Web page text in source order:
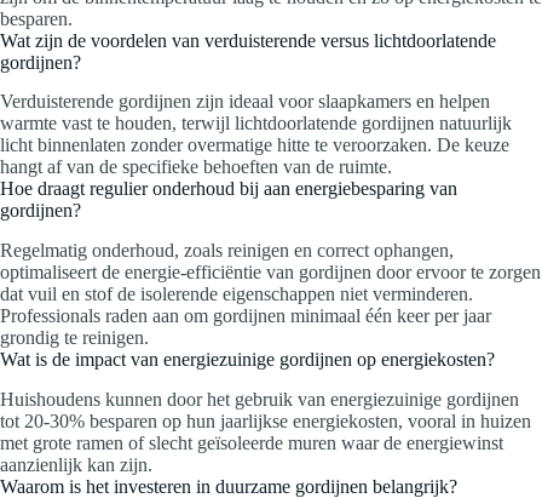
besparen.
Wat zijn de voordelen van verduisterende versus lichtdoorlatende
gordijnen?
Verduisterende gordijnen zijn ideaal voor slaapkamers en helpen
warmte vast te houden, terwijl lichtdoorlatende gordijnen natuurlijk
licht binnenlaten zonder overmatige hitte te veroorzaken. De keuze
hangt af van de specifieke behoeften van de ruimte.
Hoe draagt regulier onderhoud bij aan energiebesparing van
gordijnen?
Regelmatig onderhoud, zoals reinigen en correct ophangen,
optimaliseert de energie-efficiëntie van gordijnen door ervoor te zorgen
dat vuil en stof de isolerende eigenschappen niet verminderen.
Professionals raden aan om gordijnen minimaal één keer per jaar
grondig te reinigen.
Wat is de impact van energiezuinige gordijnen op energiekosten?
Huishoudens kunnen door het gebruik van energiezuinige gordijnen
tot 20-30% besparen op hun jaarlijkse energiekosten, vooral in huizen
met grote ramen of slecht geïsoleerde muren waar de energiewinst
aanzienlijk kan zijn.
Waarom is het investeren in duurzame gordijnen belangrijk?